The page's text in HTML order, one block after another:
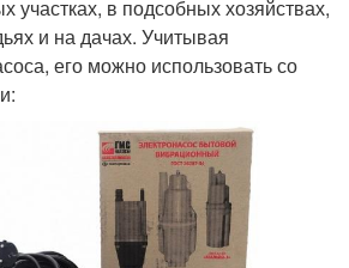
участках, в подсобных хозяйствах,
и на дачах. Учитывая
его можно использовать со